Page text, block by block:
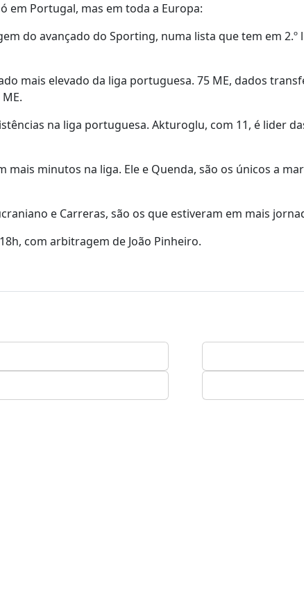
em Portugal, mas em toda a Europa:
do avançado do Sporting, numa lista que tem em 2.º
mais elevado da liga portuguesa. 75 ME, dados
na liga portuguesa. Akturoglu, com 11, é lider
minutos na liga. Ele e Quenda, são os únicos a
e Carreras, são os que estiveram em mais
com arbitragem de João Pinheiro.